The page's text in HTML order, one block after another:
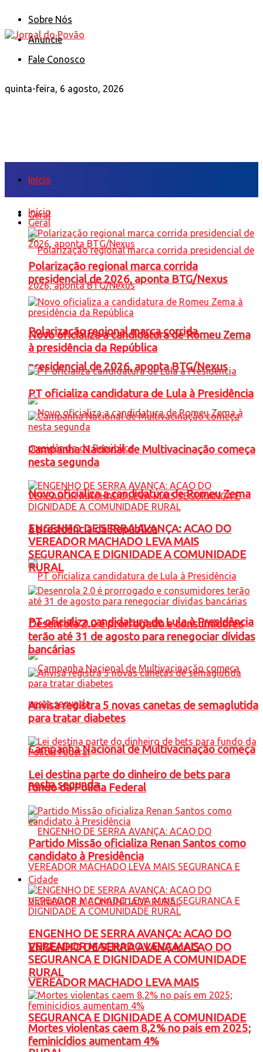
Sobre Nós
Anuncie
Fale Conosco
quinta-feira, 6 agosto, 2026
Início
Geral
Polarização regional marca corrida
presidencial de 2026, aponta BTG/Nexus
Novo oficializa a candidatura de Romeu Zema
à presidência da República
PT oficializa candidatura de Lula à Presidência
Campanha Nacional de Multivacinação começa
nesta segunda
ENGENHO DE SERRA AVANÇA: ACAO DO
VEREADOR MACHADO LEVA MAIS
SEGURANCA E DIGNIDADE A COMUNIDADE
Início
Geral
Polarização regional marca corrida
presidencial de 2026, aponta BTG/Nexus
Novo oficializa a candidatura de Romeu Zema
à presidência da República
PT oficializa candidatura de Lula à Presidência
Campanha Nacional de Multivacinação começa
nesta segunda
ENGENHO DE SERRA AVANÇA: ACAO DO
VEREADOR MACHADO LEVA MAIS
SEGURANCA E DIGNIDADE A COMUNIDADE
RURAL
Desenrola 2.0 é prorrogado e consumidores
terão até 31 de agosto para renegociar dívidas
bancárias
Anvisa registra 5 novas canetas de semaglutida
para tratar diabetes
Lei destina parte do dinheiro de bets para
fundo da Polícia Federal
Partido Missão oficializa Renan Santos como
candidato à Presidência
Cidade
ENGENHO DE SERRA AVANÇA: ACAO DO
VEREADOR MACHADO LEVA MAIS
SEGURANCA E DIGNIDADE A COMUNIDADE
RURAL
Mortes violentas caem 8,2% no país em 2025;
feminicídios aumentam 4%